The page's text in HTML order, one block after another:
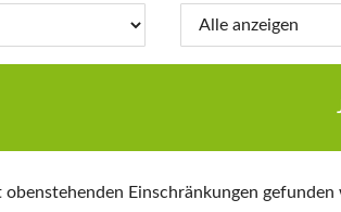
obenstehenden Einschränkungen gefunden